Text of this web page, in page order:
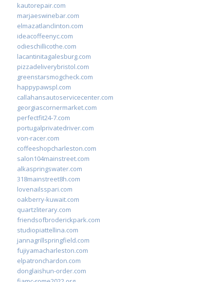
kautorepair.com
marjaeswinebar.com
elmazatlanclinton.com
ideacoffeenyc.com
odieschillicothe.com
lacantinitagalesburg.com
pizzadeliverybristol.com
greenstarsmogcheck.com
happypawspl.com
callahansautoservicecenter.com
georgiascornermarket.com
perfectfit24-7.com
portugalprivatedriver.com
von-racer.com
coffeeshopcharleston.com
salon104mainstreet.com
alkaspringswater.com
318mainstreet8h.com
lovenailsspari.com
oakberry-kuwait.com
quartzliterary.com
friendsofbroderickpark.com
studiopiattellina.com
jannagrillspringfield.com
fujiyamacharleston.com
elpatronchardon.com
donglaishun-order.com